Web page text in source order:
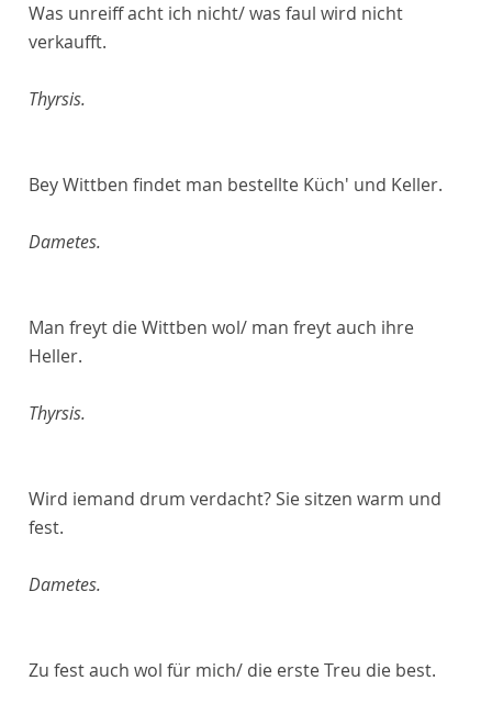
Was unreiff acht ich nicht/ was faul wird nicht
verkaufft.
Thyrsis.
Bey Wittben findet man bestellte Küch' und Keller.
Dametes.
Man freyt die Wittben wol/ man freyt auch ihre
Heller.
Thyrsis.
Wird iemand drum verdacht? Sie sitzen warm und
fest.
Dametes.
Zu fest auch wol für mich/ die erste Treu die best.